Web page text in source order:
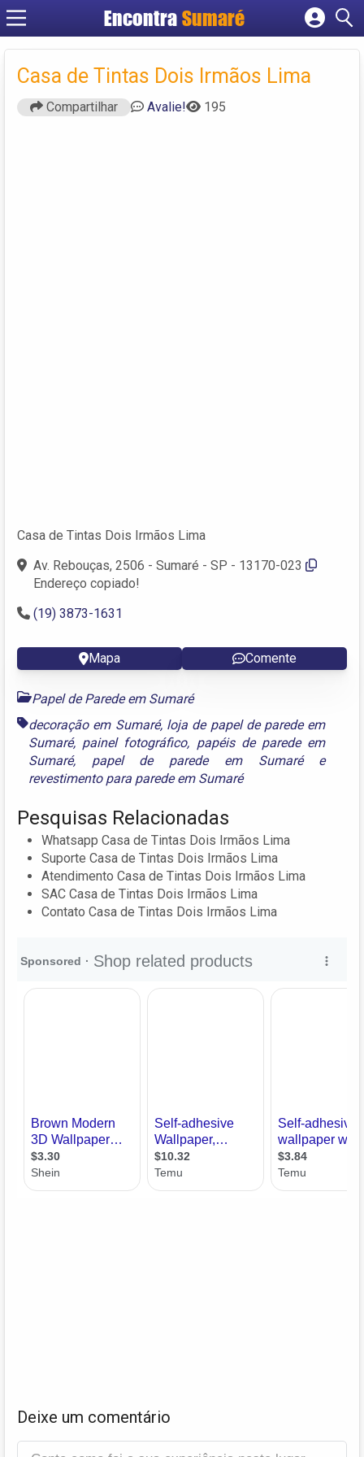
Encontra Sumaré
Cadastrar empresa
Criar conta
Casa de Tintas Dois Irmãos Lima
Compartilhar Avalie! 195
Casa de Tintas Dois Irmãos Lima
Av. Rebouças, 2506 - Sumaré - SP - 13170-023
Endereço copiado!
(19) 3873-1631
Mapa Comente
Papel de Parede em Sumaré
decoração em Sumaré, loja de papel de parede em
Sumaré, painel fotográfico, papéis de parede em
Sumaré, papel de parede em Sumarée
revestimento para parede em Sumaré
Pesquisas Relacionadas
Whatsapp Casa de Tintas Dois Irmãos Lima
Suporte Casa de Tintas Dois Irmãos Lima
Atendimento Casa de Tintas Dois Irmãos Lima
SAC Casa de Tintas Dois Irmãos Lima
Contato Casa de Tintas Dois Irmãos Lima
Deixe um comentário